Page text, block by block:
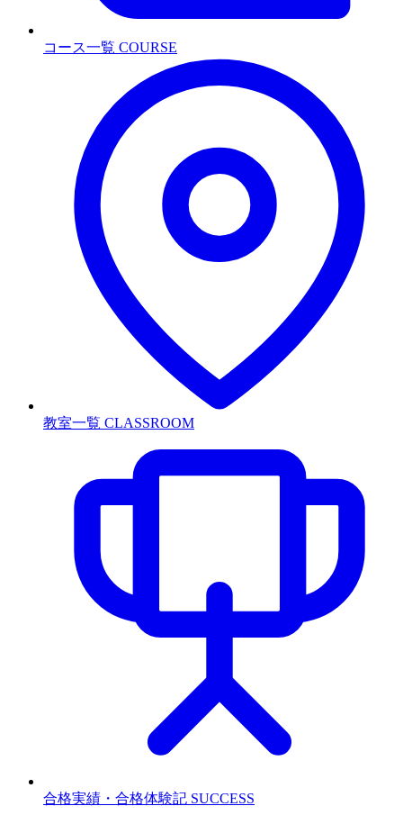
コース一覧 COURSE
教室一覧 CLASSROOM
合格実績・合格体験記 SUCCESS